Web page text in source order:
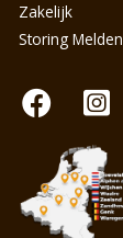
Zakelijk
Storing Melden